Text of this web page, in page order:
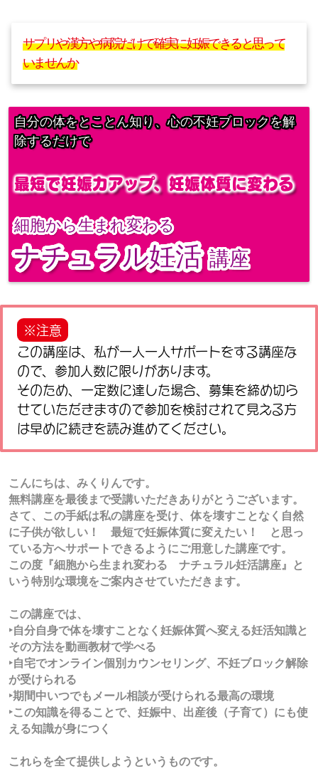
サプリや漢方や病院だけで確実に妊娠できると思って
いませんか
自分の体をとことん知り、心の不妊ブロックを解
除するだけで
最短で妊娠力アップ、妊娠体質に変わる
細胞から生まれ変わる
ナチュラル妊活講座
※注意
この講座は、私が一人一人サポートをする講座な
ので、参加人数に限りがあります。
そのため、一定数に達した場合、募集を締め切ら
せていただきますので参加を検討されて見える方
は早めに続きを読み進めてください。
こんにちは、みくりんです。
無料講座を最後まで受講いただきありがとうございます。
さて、この手紙は私の講座を受け、体を壊すことなく自然
に子供が欲しい！ 最短で妊娠体質に変えたい！ と思っ
ている方へサポートできるようにご用意した講座です。
この度『細胞から生まれ変わる ナチュラル妊活講座』と
いう特別な環境をご案内させていただきます。
この講座では、
‣自分自身で体を壊すことなく妊娠体質へ変える妊活知識と
その方法を動画教材で学べる
‣自宅でオンライン個別カウンセリング、不妊ブロック解除
が受けられる
‣期間中いつでもメール相談が受けられる最高の環境
‣この知識を得ることで、妊娠中、出産後（子育て）にも使
える知識が身につく
これらを全て提供しようというものです。